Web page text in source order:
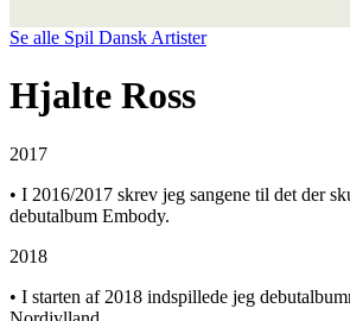
Se alle Spil Dansk Artister
Hjalte Ross
2017
• I 2016/2017 skrev jeg sangene til det der
debutalbum Embody.
2018
• I starten af 2018 indspillede jeg